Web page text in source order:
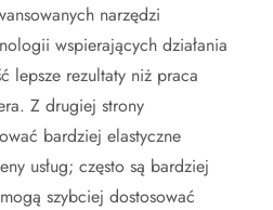
narzędzi
wspierających działania
lepsze rezultaty niż praca
Z drugiej strony
bardziej elastyczne
usług; często są bardziej
szybciej dostosować